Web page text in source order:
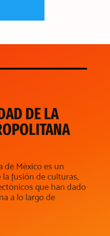
DE LA
de México es un
fusión de culturas,
que han dado
a lo largo de